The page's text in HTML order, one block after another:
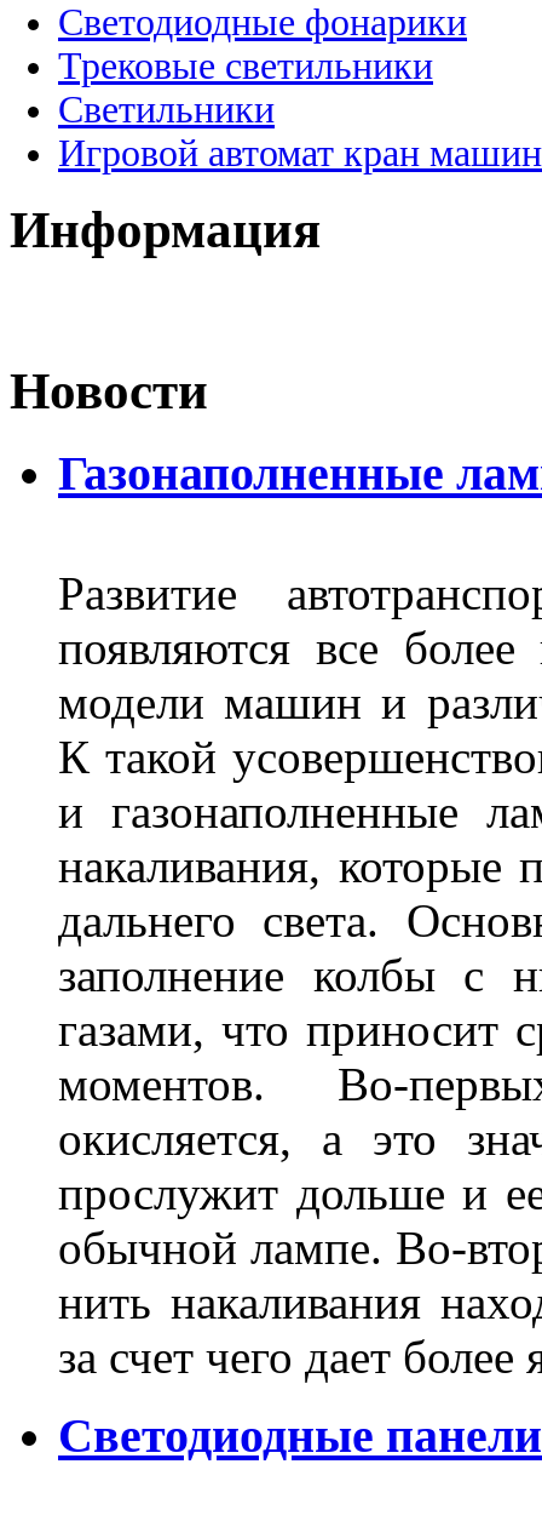
Светодиодные фонарики
Трековые светильники
Светильники
Игровой автомат кран
Информация
Новости
Газонаполненные
Развитие
появляются все
модели машин и
К такой
и газонаполненные
накаливания,
дальнего света.
заполнение колбы с
газами, что приносит
моментов. Во-
окисляется, а это
прослужит дольше и
обычной лампе. Во-
нить накаливания
за счет чего дает
Светодиодные